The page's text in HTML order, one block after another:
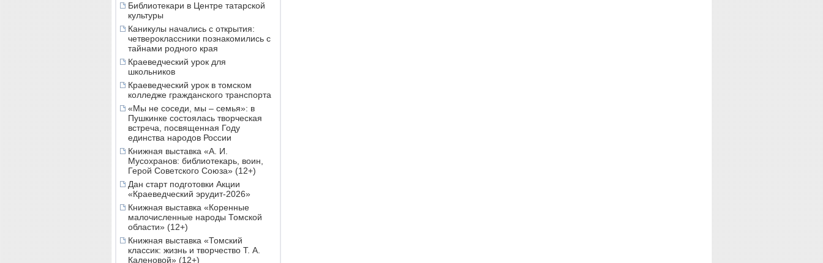
Библиотекари в Центре татарской
культуры
Каникулы начались с открытия:
четвероклассники познакомились с
тайнами родного края
Краеведческий урок для
школьников
Краеведческий урок в томском
колледже гражданского транспорта
«Мы не соседи, мы – семья»: в
Пушкинке состоялась творческая
встреча, посвященная Году
единства народов России
Книжная выставка «А. И.
Мусохранов: библиотекарь, воин,
Герой Советского Союза» (12+)
Дан старт подготовки Акции
«Краеведческий эрудит-2026»
Книжная выставка «Коренные
малочисленные народы Томской
области» (12+)
Книжная выставка «Томский
классик: жизнь и творчество Т. А.
Каленовой» (12+)